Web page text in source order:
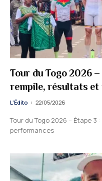
Tour du Togo 2026
rempile, résultats et
L'Édito 22/05/2026
Tour du Togo 2026 – Étape
performances